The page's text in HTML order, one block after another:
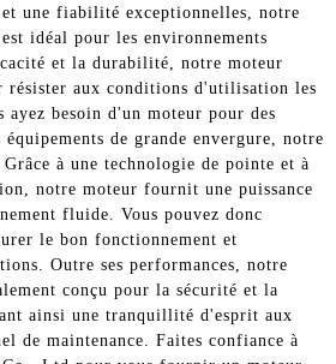
une fiabilité exceptionnelles, notre
idéal pour les environnements
et la durabilité, notre moteur
résister aux conditions d'utilisation les
besoin d'un moteur pour des
équipements de grande envergure, notre
à une technologie de pointe et à
notre moteur fournit une puissance
fluide. Vous pouvez donc
le bon fonctionnement et
Outre ses performances, notre
conçu pour la sécurité et la
ainsi une tranquillité d'esprit aux
de maintenance. Faites confiance à